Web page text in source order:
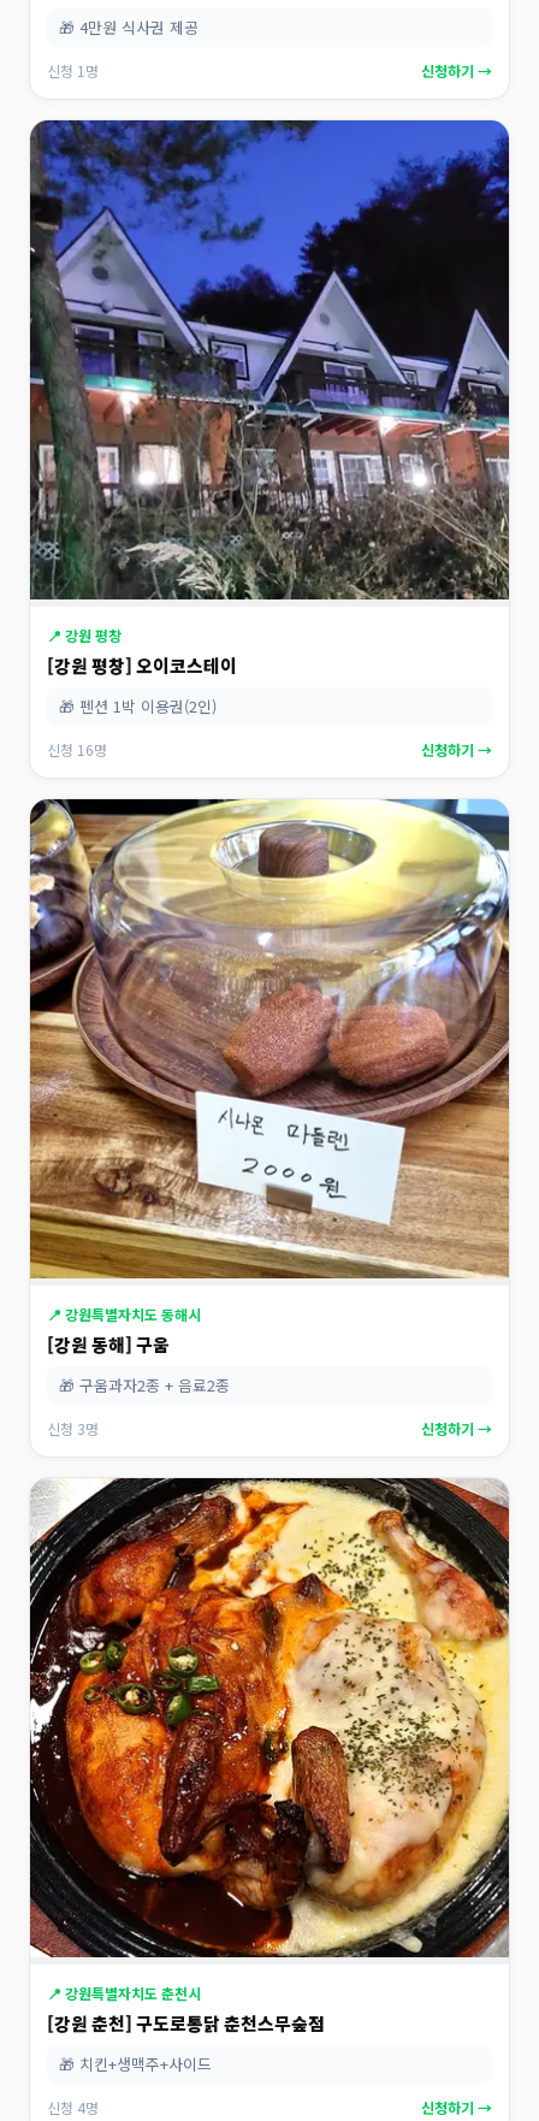
🎁 4만원 식사권 제공
신청 1명 신청하기 →
📍 강원 평창
[강원 평창] 오이코스테이
🎁 펜션 1박 이용권(2인)
신청 16명 신청하기 →
📍 강원특별자치도 동해시
[강원 동해] 구움
🎁 구움과자2종 + 음료2종
신청 3명 신청하기 →
📍 강원특별자치도 춘천시
[강원 춘천] 구도로통닭 춘천스무숲점
🎁 치킨+생맥주+사이드
신청 4명 신청하기 →